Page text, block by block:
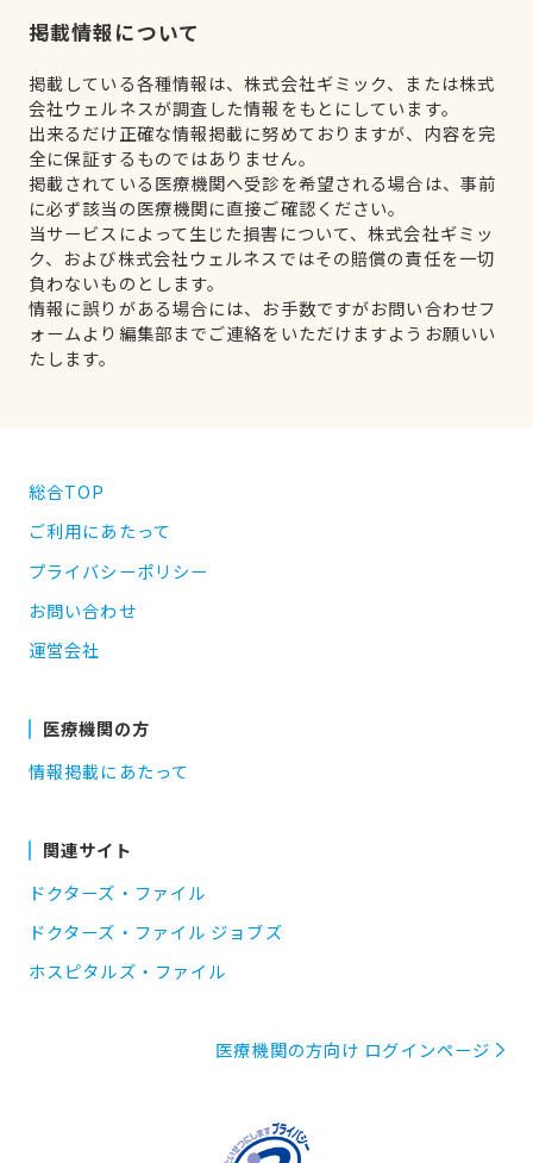
掲載情報について
掲載している各種情報は、株式会社ギミック、または株式
会社ウェルネスが調査した情報をもとにしています。
出来るだけ正確な情報掲載に努めておりますが、内容を完
全に保証するものではありません。
掲載されている医療機関へ受診を希望される場合は、事前
に必ず該当の医療機関に直接ご確認ください。
当サービスによって生じた損害について、株式会社ギミッ
ク、および株式会社ウェルネスではその賠償の責任を一切
負わないものとします。
情報に誤りがある場合には、お手数ですがお問い合わせフ
ォームより編集部までご連絡をいただけますようお願いい
たします。
総合TOP
ご利用にあたって
プライバシーポリシー
お問い合わせ
運営会社
医療機関の方
情報掲載にあたって
関連サイト
ドクターズ・ファイル
ドクターズ・ファイル ジョブズ
ホスピタルズ・ファイル
医療機関の方向け ログインページ